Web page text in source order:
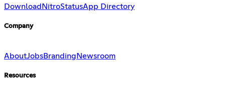
Download NitroStatusApp Directory
Company
AboutJobsBranding Newsroom
Resources